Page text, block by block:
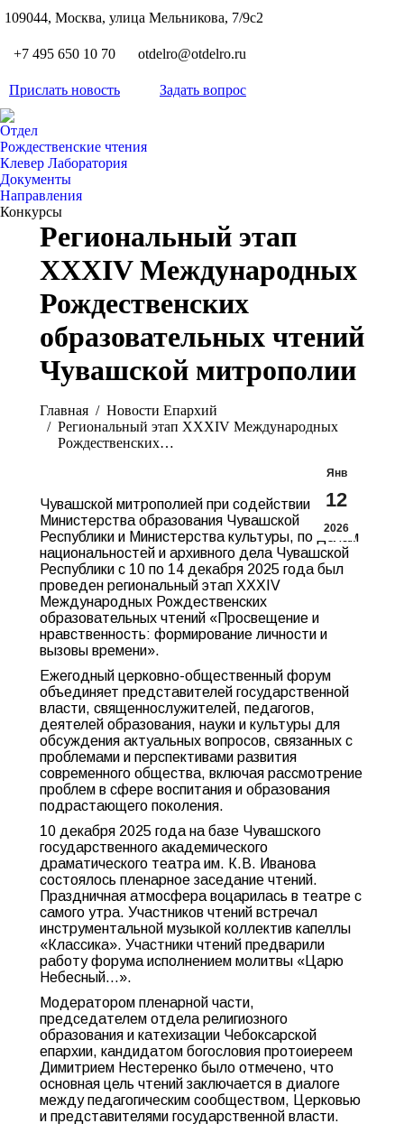
109044, Москва, улица Мельникова, 7/9с2
+7 495 650 10 70 otdelro@otdelro.ru
Прислать новость Задать вопрос
Отдел
Рождественские чтения
Клевер Лаборатория
Документы
Направления
Конкурсы
Региональный этап
XXXIV Международных
Рождественских
образовательных чтений
Чувашской митрополии
Главная
Новости Епархий
Региональный этап XXXIV Международных
Рождественских…
Янв
12
2026
Чувашской митрополией при содействии
Министерства образования Чувашской
Республики и Министерства культуры, по делам
национальностей и архивного дела Чувашской
Республики с 10 по 14 декабря 2025 года был
проведен региональный этап XXXIV
Международных Рождественских
образовательных чтений «Просвещение и
нравственность: формирование личности и
вызовы времени».
Ежегодный церковно-общественный форум
объединяет представителей государственной
власти, священнослужителей, педагогов,
деятелей образования, науки и культуры для
обсуждения актуальных вопросов, связанных с
проблемами и перспективами развития
современного общества, включая рассмотрение
проблем в сфере воспитания и образования
подрастающего поколения.
10 декабря 2025 года на базе Чувашского
государственного академического
драматического театра им. К.В. Иванова
состоялось пленарное заседание чтений.
Праздничная атмосфера воцарилась в театре с
самого утра. Участников чтений встречал
инструментальной музыкой коллектив капеллы
«Классика». Участники чтений предварили
работу форума исполнением молитвы «Царю
Небесный…».
Модератором пленарной части,
председателем отдела религиозного
образования и катехизации Чебоксарской
епархии, кандидатом богословия протоиереем
Димитрием Нестеренко было отмечено, что
основная цель чтений заключается в диалоге
между педагогическим сообществом, Церковью
и представителями государственной власти.